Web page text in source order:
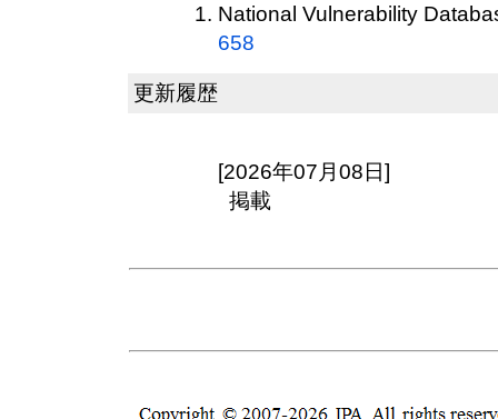
National Vulnerability
658
更新履歴
[2026年07月08日]
掲載